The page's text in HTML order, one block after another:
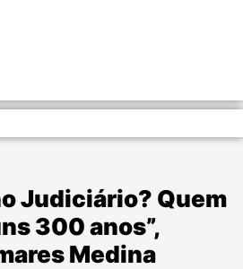
Judiciário? Quem
300 anos”,
Medina